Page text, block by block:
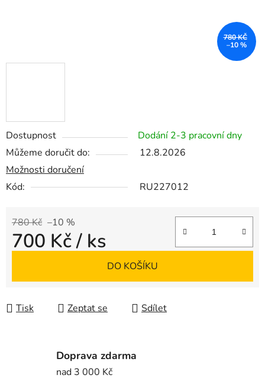
Dostupnost
Dodání 2-3 pracovní dny
Můžeme doručit do:
12.8.2026
Možnosti doručení
Kód:
RU227012
780 Kč –10 %
700 Kč/ ks
DO KOŠÍKU
Tisk Zeptat se Sdílet
780 KČ
–10 %
Doprava zdarma
nad 3 000 Kč